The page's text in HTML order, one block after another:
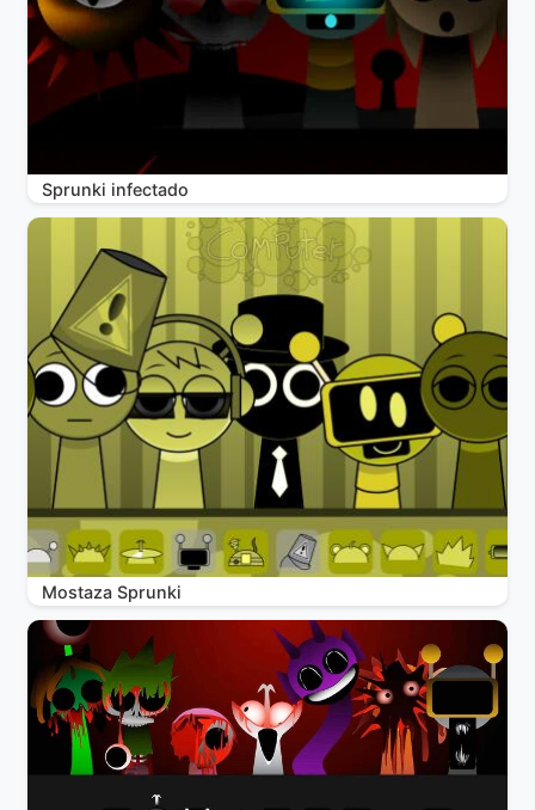
Sprunki infectado
Mostaza Sprunki